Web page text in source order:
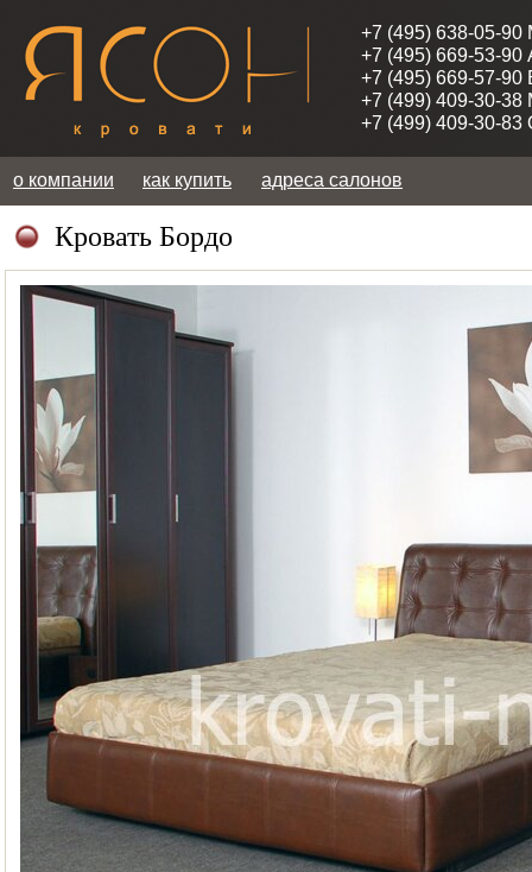
+7 (495) 638-05-90
+7 (495) 669-53-90
+7 (495) 669-57-90
+7 (499) 409-30-38
+7 (499) 409-30-83
о компании как купить адреса салонов
Кровать Бордо